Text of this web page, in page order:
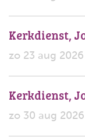
Kerkdienst,
zo 23 aug
Kerkdienst,
zo 30 aug